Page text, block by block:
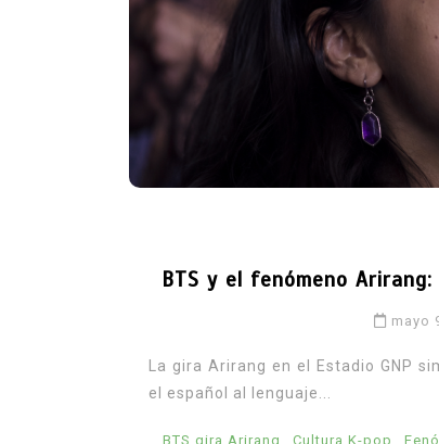
BTS y el fenómeno
mayo
La gira Arirang en el Estadio GNP
el español al lenguaje...
BTS gira Arirang Cultura K-pop
Principal
El cambio climático
cambiando el mapa
mariposas y algunas